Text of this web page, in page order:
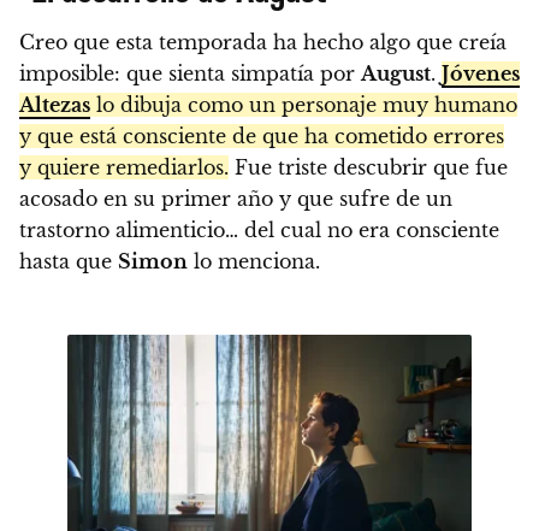
Creo que esta temporada ha hecho algo que creía
imposible: que sienta simpatía por August. Jóvenes
Altezas lo dibuja como un personaje muy humano
y que está consciente de que ha cometido errores
y quiere remediarlos. Fue triste descubrir que fue
acosado en su primer año y que sufre de un
trastorno alimenticio… del cual no era consciente
hasta que Simon lo menciona.